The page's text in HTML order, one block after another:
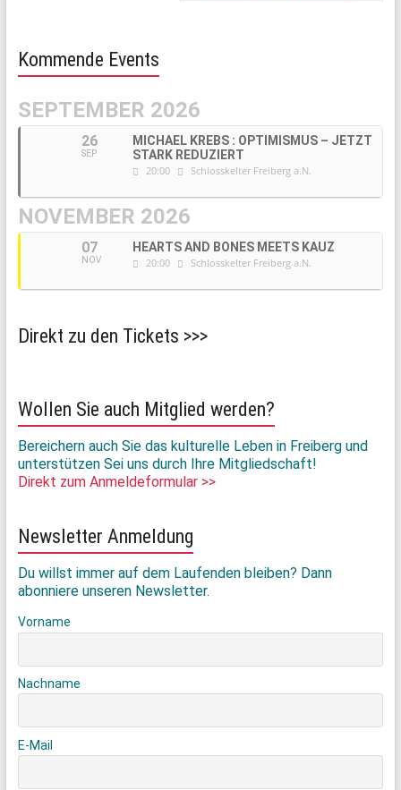
Kommende Events
SEPTEMBER 2026
26
SEP
MICHAEL KREBS : OPTIMISMUS – JETZT
STARK REDUZIERT
20:00 Schlosskelter Freiberg a.N.
NOVEMBER 2026
07
NOV
HEARTS AND BONES MEETS KAUZ
20:00 Schlosskelter Freiberg a.N.
Direkt zu den Tickets >>>
Wollen Sie auch Mitglied werden?
Bereichern auch Sie das kulturelle Leben in Freiberg und
unterstützen Sei uns durch Ihre Mitgliedschaft!
Direkt zum Anmeldeformular >>
Newsletter Anmeldung
Du willst immer auf dem Laufenden bleiben? Dann
abonniere unseren Newsletter.
Vorname
Nachname
E-Mail